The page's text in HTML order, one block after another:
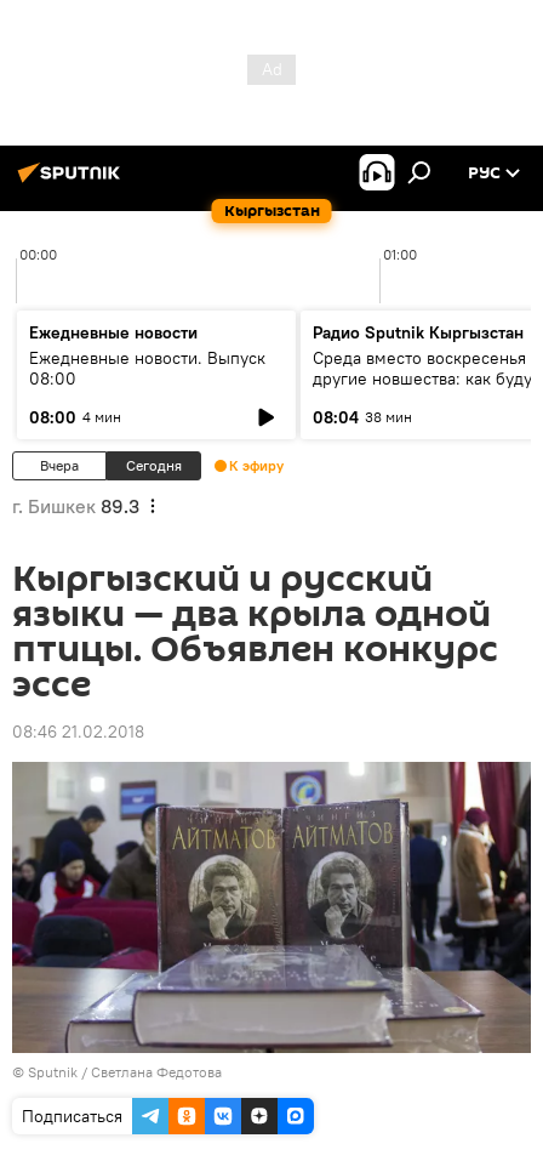
Кыргызстан
РУС
00:00 01:00
Ежедневные новости
Ежедневные новости. Выпуск
08:00
08:00 4 мин
Радио Sputnik Кыргызстан
Среда вместо воскресенья и
другие новшества: как будут
08:04 38 мин
Вчера Сегодня К эфиру
г. Бишкек 89.3
Кыргызский и русский
языки — два крыла одной
птицы. Объявлен конкурс
эссе
08:46 21.02.2018
© Sputnik / Светлана Федотова
Подписаться